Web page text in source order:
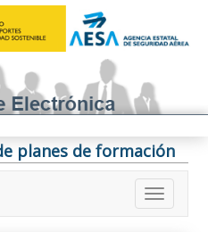
planes de formación